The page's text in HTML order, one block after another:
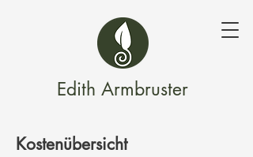
Edith Armbruster
Kostenübersicht